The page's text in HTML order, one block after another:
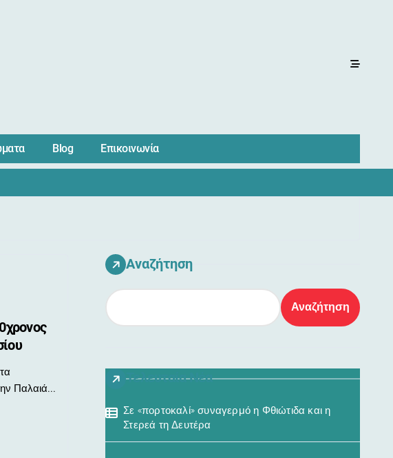
Blog Επικοινωνία
Παλαιά...
Αναζήτηση
Αναζήτηση
Τελευταία Νέα
Σε «πορτοκαλί» συναγερμό η Φθιώτιδα και η
Στερεά τη Δευτέρα